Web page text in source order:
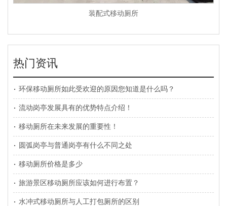
装配式移动厕所
热门资讯
环保移动厕所如此受欢迎的原因您知道是什么吗？
流动岗亭发展具有的优势特点介绍！
移动厕所在未来发展的重要性！
圆弧岗亭与普通岗亭有什么不同之处
移动厕所价格是多少
旅游景区移动厕所应该如何进行布置？
水冲式移动厕所与人工打包厕所的区别